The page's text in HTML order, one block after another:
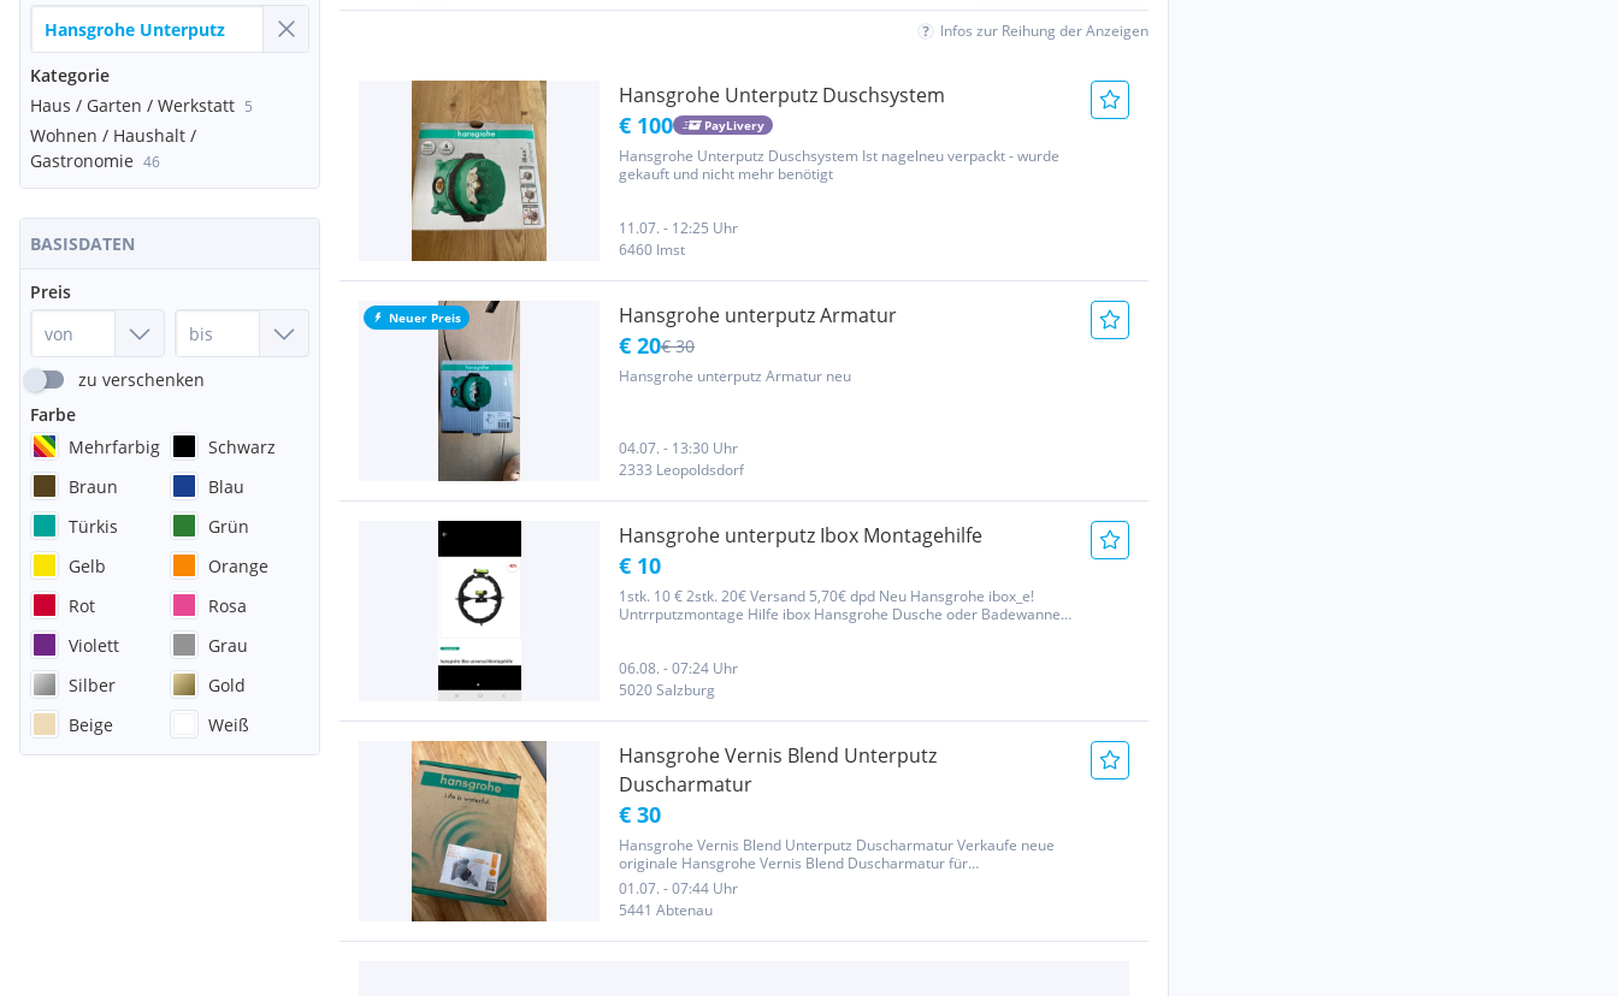
Kategorie
Haus / Garten / Werkstatt 5
Wohnen / Haushalt /
Gastronomie 46
BASISDATEN
Preis
zu verschenken
Farbe
Mehrfarbig
Schwarz
Braun
Blau
Türkis
Grün
Gelb
Orange
Rot
Rosa
Violett
Grau
Silber
Gold
Beige
Weiß
Infos zur Reihung der Anzeigen
Hansgrohe Unterputz Duschsystem
€ 100 PayLivery
Hansgrohe Unterputz Duschsystem Ist nagelneu verpackt - wurde
gekauft und nicht mehr benötigt
11.07. - 12:25 Uhr
6460 Imst
Neuer Preis Hansgrohe unterputz Armatur
€ 20€ 30
Hansgrohe unterputz Armatur neu
04.07. - 13:30 Uhr
2333 Leopoldsdorf
Hansgrohe unterputz Ibox Montagehilfe
€ 10
1stk. 10 € 2stk. 20€ Versand 5,70€ dpd Neu Hansgrohe ibox_e!
Untrrputzmontage Hilfe ibox Hansgrohe Dusche oder Badewanne
06.08. - 07:24 Uhr
5020 Salzburg
Hansgrohe Vernis Blend Unterputz
Duscharmatur
€ 30
Hansgrohe Vernis Blend Unterputz Duscharmatur Verkaufe neue
originale Hansgrohe Vernis Blend Duscharmatur für
Unterputzmontage. * Modell: 71667670 * Farbe: Matt Schwarz /
Mattschwarz * Neu und unbenutzt * Originalverpackung vorhanden
* Hochwertige...
01.07. - 07:44 Uhr
5441 Abtenau